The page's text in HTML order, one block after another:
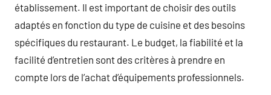
établissement. Il est important de choisir des outils
adaptés en fonction du type de cuisine et des besoins
spécifiques du restaurant. Le budget, la fiabilité et la
facilité d’entretien sont des critères à prendre en
compte lors de l’achat d’équipements professionnels.